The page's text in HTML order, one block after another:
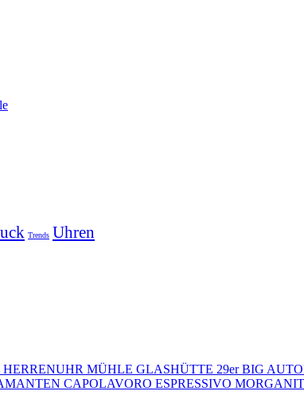
Trends Uhren
MÜHLE GLASHÜTTE 29er BIG
CAPOLAVORO ESPRESSIVO